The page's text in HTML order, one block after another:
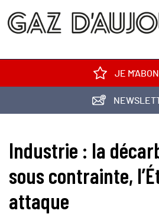
JE
Industrie : la
sous contrainte,
attaque